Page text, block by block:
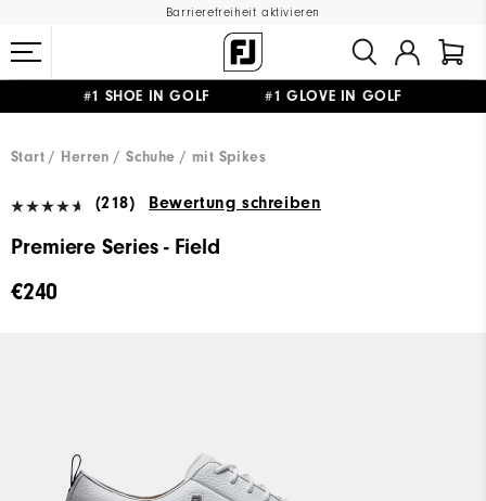
Barrierefreiheit aktivieren
#1 SHOE IN GOLF #1 GLOVE IN GOLF
Start
Herren Schuhe mit Spikes
(218) Bewertung schreiben
Premiere Series - Field
€240